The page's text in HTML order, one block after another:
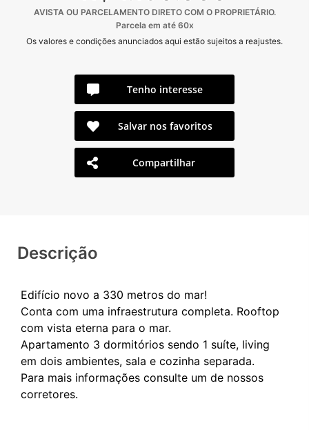
AVISTA OU PARCELAMENTO DIRETO COM O PROPRIETÁRIO.
Parcela em até 60x
Os valores e condições anunciados aqui estão sujeitos a reajustes.
Tenho interesse
Salvar nos favoritos
Compartilhar
Descrição
Edifício novo a 330 metros do mar!
Conta com uma infraestrutura completa. Rooftop
com vista eterna para o mar.
Apartamento 3 dormitórios sendo 1 suíte, living
em dois ambientes, sala e cozinha separada.
Para mais informações consulte um de nossos